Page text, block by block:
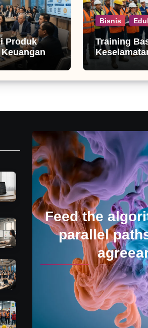
Produk
Bisnis
Training
Feed the
parallel